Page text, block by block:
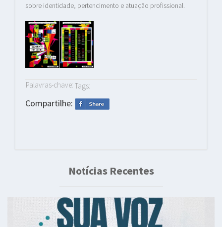
sobre identidade, pertencimento e atuação profissional.
Palavras-chave: Tags:
Compartilhe:
Notícias Recentes